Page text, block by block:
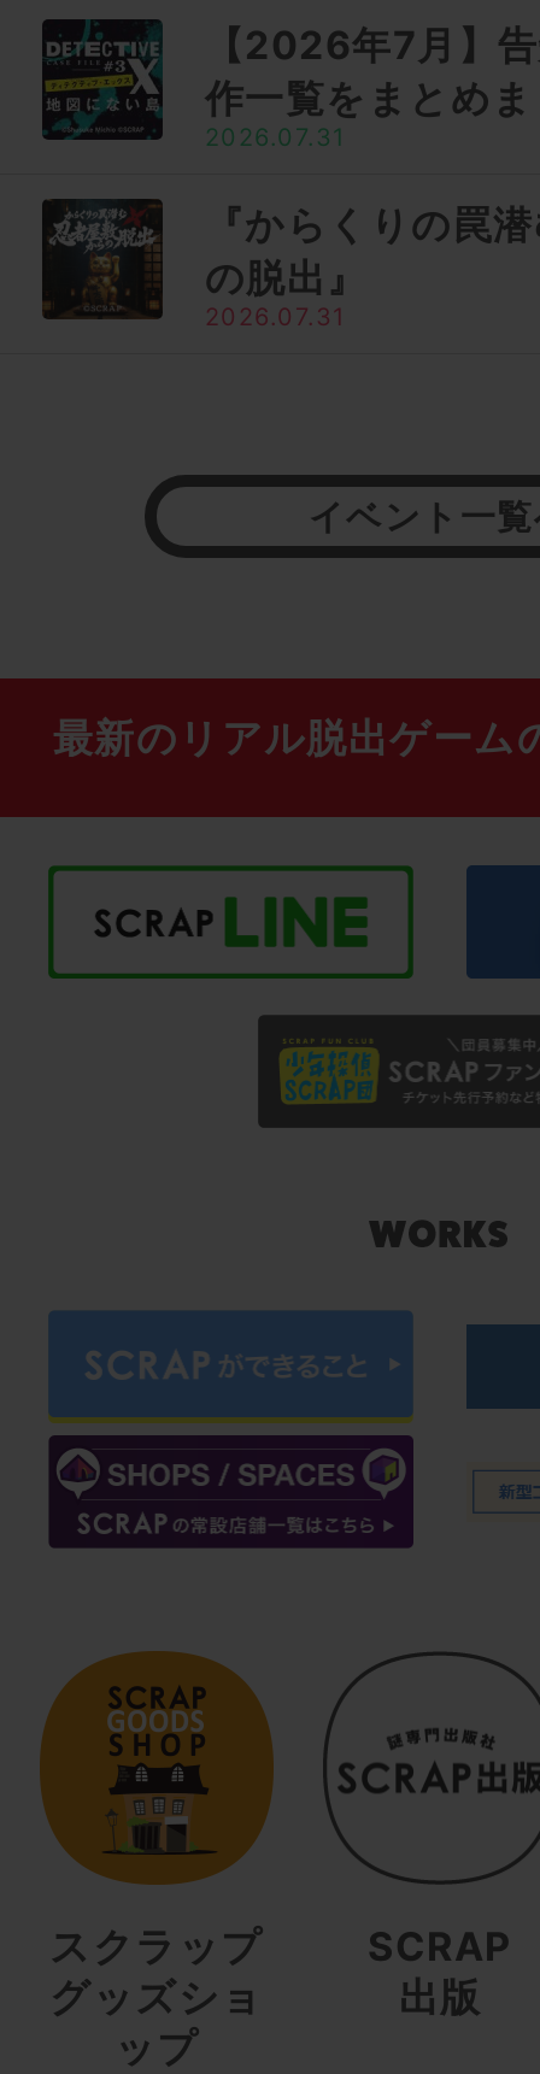
【2026年7月】
作一覧をまとめ
2026.07.31
『からくりの罠
の脱出』
2026.07.31
イベント一
最新のリアル脱出ゲーム
スクラップ
グッズショ
ップ
SCRAP
出版